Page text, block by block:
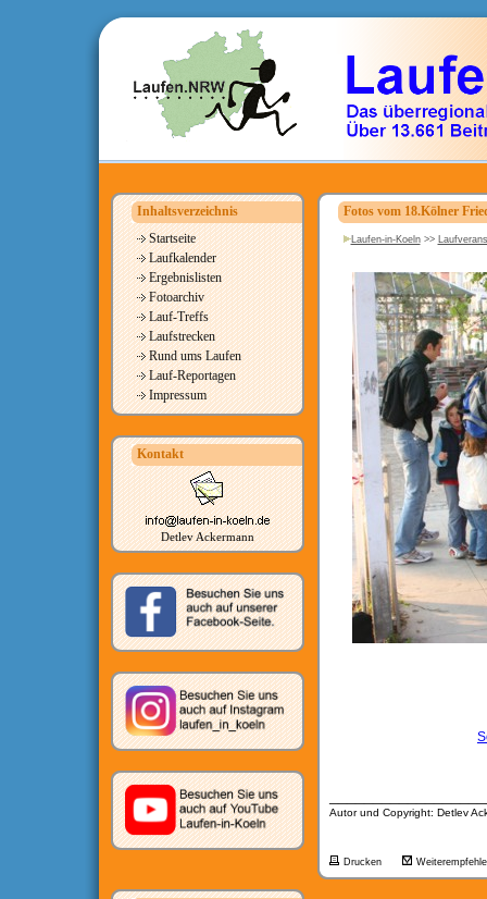
Inhaltsverzeichnis
Startseite
Laufkalender
Ergebnislisten
Fotoarchiv
Lauf-Treffs
Laufstrecken
Rund ums Laufen
Lauf-Reportagen
Impressum
Kontakt
Detlev Ackermann
Fotos vom 18.Kölner
Laufen-in-Koeln>>
Autor und Copyright: Detlev
Drucken